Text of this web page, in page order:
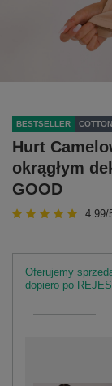
BESTSELLER
Hurt
okrągłym
GOOD
4.99/
Oferujemy
dopiero po